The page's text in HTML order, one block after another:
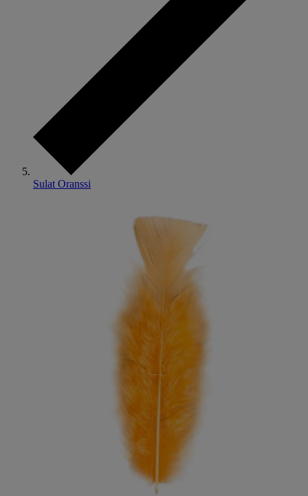
Sulat Oranssi